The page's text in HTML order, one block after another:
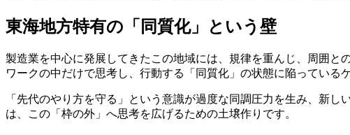
東海地方特有の「同質化」という壁
製造業を中心に発展してきたこの地域には、規律を重んじ、周囲
ワークの中だけで思考し、行動する「同質化」の状態に陥っている
「先代のやり方を守る」という意識が過度な同調圧力を生み、新
は、この「枠の外」へ思考を広げるための土壌作りです。